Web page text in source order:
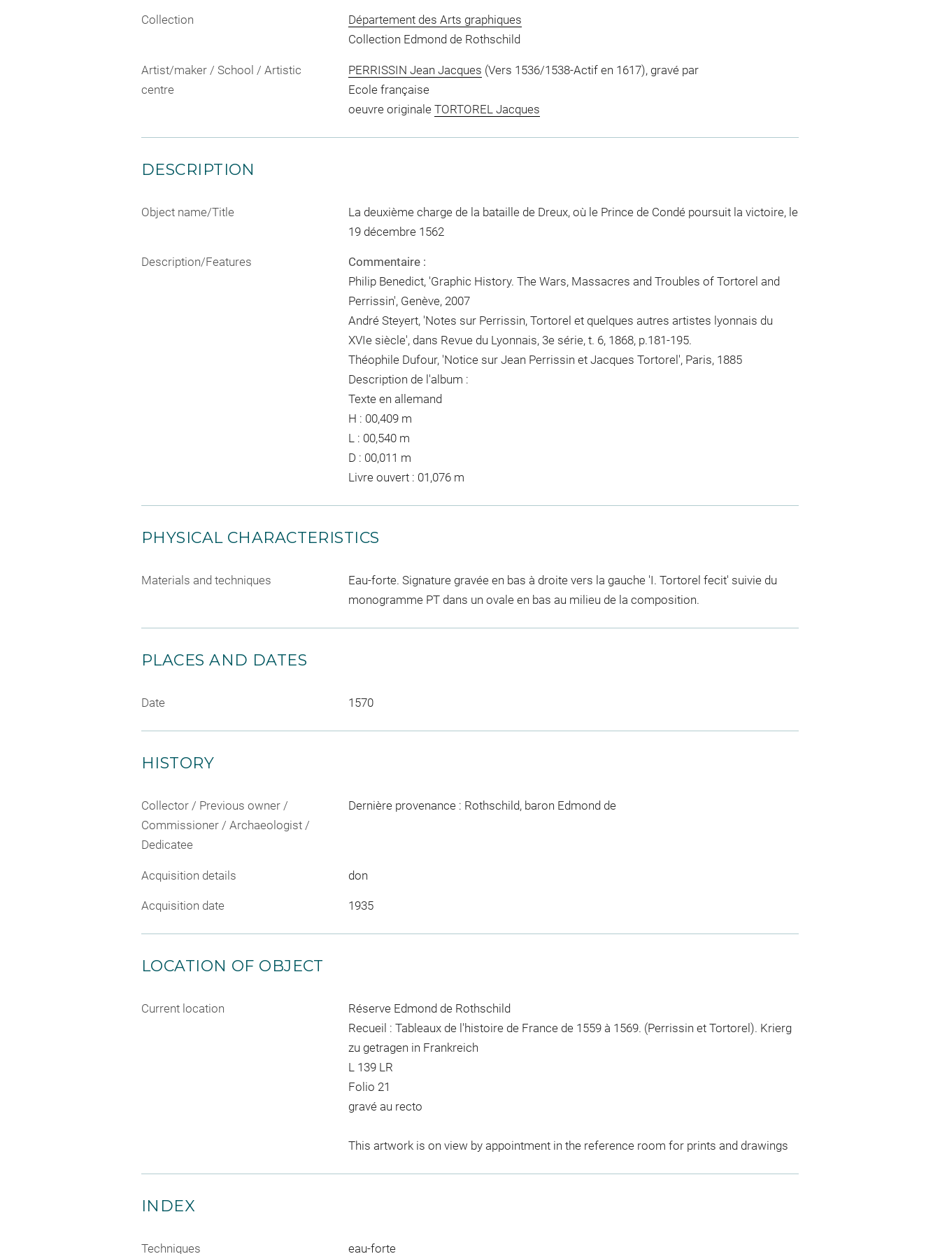
Collection
Département des Arts graphiques
Collection Edmond de Rothschild
Artist/maker / School / Artistic
centre
PERRISSIN Jean Jacques (Vers 1536/1538-Actif en 1617), gravé par
Ecole française
oeuvre originale TORTOREL Jacques
DESCRIPTION
Object name/Title
La deuxième charge de la bataille de Dreux, où le Prince de Condé poursuit la victoire, le
19 décembre 1562
Description/Features
Commentaire :
Philip Benedict, 'Graphic History. The Wars, Massacres and Troubles of Tortorel and
Perrissin', Genève, 2007
André Steyert, 'Notes sur Perrissin, Tortorel et quelques autres artistes lyonnais du
XVIe siècle', dans Revue du Lyonnais, 3e série, t. 6, 1868, p.181-195.
Théophile Dufour, 'Notice sur Jean Perrissin et Jacques Tortorel', Paris, 1885
Description de l'album :
Texte en allemand
H : 00,409 m
L : 00,540 m
D : 00,011 m
Livre ouvert : 01,076 m
PHYSICAL CHARACTERISTICS
Materials and techniques
Eau-forte. Signature gravée en bas à droite vers la gauche 'I. Tortorel fecit' suivie du
monogramme PT dans un ovale en bas au milieu de la composition.
PLACES AND DATES
Date 1570
HISTORY
Collector / Previous owner /
Commissioner / Archaeologist /
Dedicatee
Dernière provenance : Rothschild, baron Edmond de
Acquisition details don
Acquisition date 1935
LOCATION OF OBJECT
Current location
Réserve Edmond de Rothschild
Recueil : Tableaux de l'histoire de France de 1559 à 1569. (Perrissin et Tortorel). Krierg
zu getragen in Frankreich
L 139 LR
Folio 21
gravé au recto
This artwork is on view by appointment in the reference room for prints and drawings
INDEX
Techniques eau-forte